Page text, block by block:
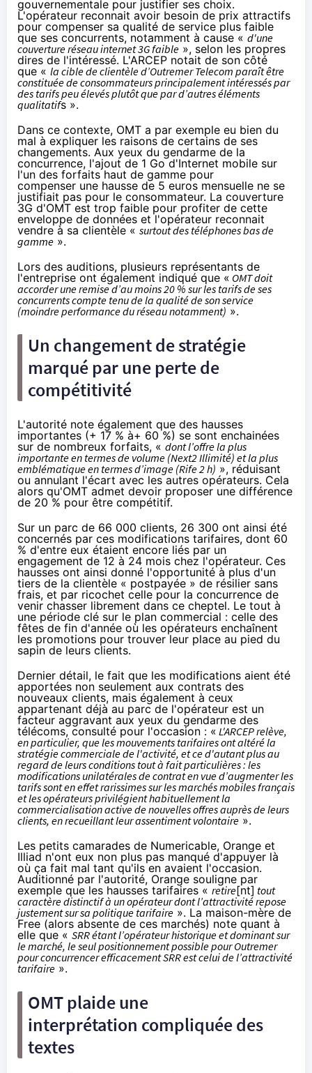
gouvernementale pour justifier ses choix.
L'opérateur reconnait avoir besoin de prix attractifs
pour compenser sa qualité de service plus faible
que ses concurrents, notamment à cause « d'une
couverture réseau internet 3G faible », selon les propres
dires de l'intéressé. L'ARCEP notait de son côté
que « la cible de clientèle d’Outremer Telecom paraît être
constituée de consommateurs principalement intéressés par
des tarifs peu élevés plutôt que par d’autres éléments
qualitatifs ».
Dans ce contexte, OMT a par exemple eu bien du
mal à expliquer les raisons de certains de ses
changements. Aux yeux du gendarme de la
concurrence, l'ajout de 1 Go d'Internet mobile sur
l'un des forfaits haut de gamme pour
compenser une hausse de 5 euros mensuelle ne se
justifiait pas pour le consommateur. La couverture
3G d'OMT est trop faible pour profiter de cette
enveloppe de données et l'opérateur reconnait
vendre à sa clientèle « surtout des téléphones bas de
gamme ».
Lors des auditions, plusieurs représentants de
l'entreprise ont également indiqué que « OMT doit
accorder une remise d’au moins 20 % sur les tarifs de ses
concurrents compte tenu de la qualité de son service
(moindre performance du réseau notamment) ».
Un changement de stratégie
marqué par une perte de
compétitivité
L'autorité note également que des hausses
importantes (+ 17 % à+ 60 %) se sont enchainées
sur de nombreux forfaits, « dont l’offre la plus
importante en termes de volume (Next2 Illimité) et la plus
emblématique en termes d’image (Rife 2 h) », réduisant
ou annulant l'écart avec les autres opérateurs. Cela
alors qu'OMT admet devoir proposer une différence
de 20 % pour être compétitif.
Sur un parc de 66 000 clients, 26 300 ont ainsi été
concernés par ces modifications tarifaires, dont 60
% d'entre eux étaient encore liés par un
engagement de 12 à 24 mois chez l'opérateur. Ces
hausses ont ainsi donné l'opportunité à plus d'un
tiers de la clientèle « postpayée » de résilier sans
frais, et par ricochet celle pour la concurrence de
venir chasser librement dans ce cheptel. Le tout à
une période clé sur le plan commercial : celle des
fêtes de fin d'année où les opérateurs enchaînent
les promotions pour trouver leur place au pied du
sapin de leurs clients.
Dernier détail, le fait que les modifications aient été
apportées non seulement aux contrats des
nouveaux clients, mais également à ceux
appartenant déjà au parc de l'opérateur est un
facteur aggravant aux yeux du gendarme des
télécoms, consulté pour l'occasion : « L'ARCEP relève,
en particulier, que les mouvements tarifaires ont altéré la
stratégie commerciale de l'activité, et ce d'autant plus au
regard de leurs conditions tout à fait particulières : les
modifications unilatérales de contrat en vue d’augmenter les
tarifs sont en effet rarissimes sur les marchés mobiles français
et les opérateurs privilégient habituellement la
commercialisation active de nouvelles offres auprès de leurs
clients, en recueillant leur assentiment volontaire ».
Les petits camarades de Numericable, Orange et
Illiad n'ont eux non plus pas manqué d'appuyer là
où ça fait mal tant qu'ils en avaient l'occasion.
Auditionné par l'autorité, Orange souligne par
exemple que les hausses tarifaires « retire[nt] tout
caractère distinctif à un opérateur dont l’attractivité repose
justement sur sa politique tarifaire ». La maison-mère de
Free (alors absente de ces marchés) note quant à
elle que « SRR étant l’opérateur historique et dominant sur
le marché, le seul positionnement possible pour Outremer
pour concurrencer efficacement SRR est celui de l’attractivité
tarifaire ».
OMT plaide une
interprétation compliquée des
textes